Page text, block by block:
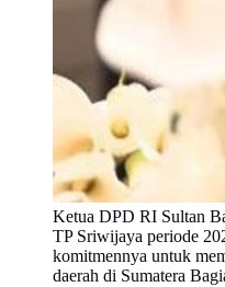
Ketua DPD RI Sultan
TP Sriwijaya periode
komitmennya untuk
daerah di Sumatera